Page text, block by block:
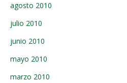
agosto 2010
julio 2010
junio 2010
mayo 2010
marzo 2010